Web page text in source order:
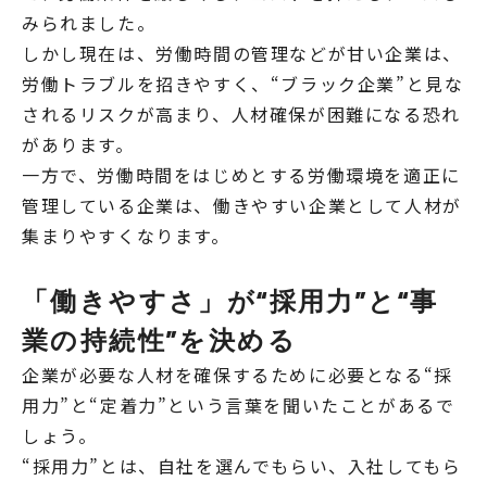
みられました。
しかし現在は、労働時間の管理などが甘い企業は、
労働トラブルを招きやすく、“ブラック企業”と見な
されるリスクが高まり、人材確保が困難になる恐れ
があります。
一方で、労働時間をはじめとする労働環境を適正に
管理している企業は、働きやすい企業として人材が
集まりやすくなります。
「働きやすさ」が“採用力”と“事
業の持続性”を決める
企業が必要な人材を確保するために必要となる“採
用力”と“定着力”という言葉を聞いたことがあるで
しょう。
“採用力”とは、自社を選んでもらい、入社してもら